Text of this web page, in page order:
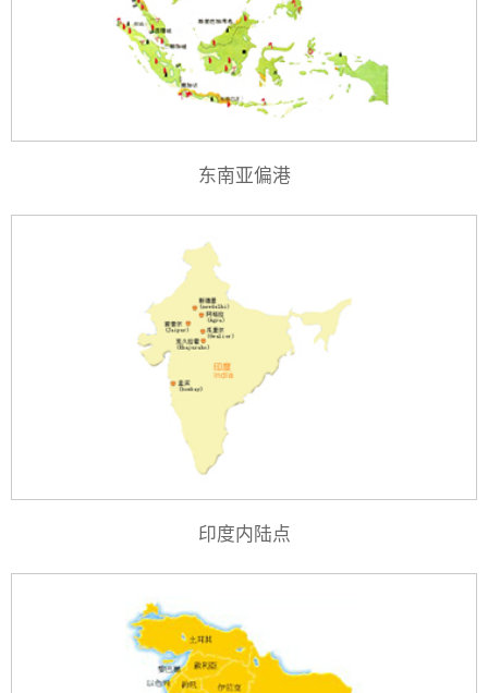
东南亚偏港
印度内陆点